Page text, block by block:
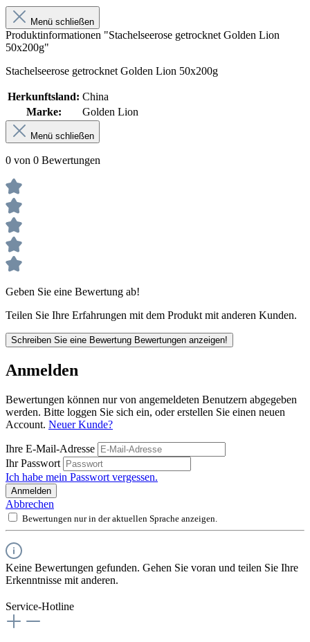
Menü schließen
Produktinformationen "Stachelseerose getrocknet Golden Lion
50x200g"
Stachelseerose getrocknet Golden Lion 50x200g
Herkunftsland: China
Marke:
Golden Lion
Menü schließen
0 von 0 Bewertungen
Geben Sie eine Bewertung ab!
Teilen Sie Ihre Erfahrungen mit dem Produkt mit anderen Kunden.
Schreiben Sie eine Bewertung Bewertungen anzeigen!
Anmelden
Bewertungen können nur von angemeldeten Benutzern abgegeben
werden. Bitte loggen Sie sich ein, oder erstellen Sie einen neuen
Account. Neuer Kunde?
Ihre E-Mail-Adresse
Ihr Passwort
Ich habe mein Passwort vergessen.
Anmelden
Abbrechen
Bewertungen nur in der aktuellen Sprache anzeigen.
Keine Bewertungen gefunden. Gehen Sie voran und teilen Sie Ihre
Erkenntnisse mit anderen.
Service-Hotline